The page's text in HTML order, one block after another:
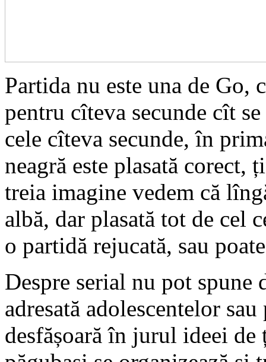
Partida nu este una de Go,
pentru cîteva secunde cît
cele cîteva secunde, în
neagră este plasată corect,
treia imagine vedem că
albă, dar plasată tot de cel
o partidă rejucată, sau
Despre serial nu pot spune
adresată adolescentelor
desfășoară în jurul ideei